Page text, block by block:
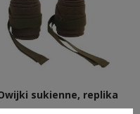
sukienne, replika